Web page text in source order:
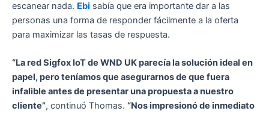
escanear nada. Ebi sabía que era importante dar a las
personas una forma de responder fácilmente a la oferta
para maximizar las tasas de respuesta.
“La red Sigfox IoT de WND UK parecía la solución ideal en
papel, pero teníamos que asegurarnos de que fuera
infalible antes de presentar una propuesta a nuestro
cliente”, continuó Thomas. “Nos impresionó de inmediato